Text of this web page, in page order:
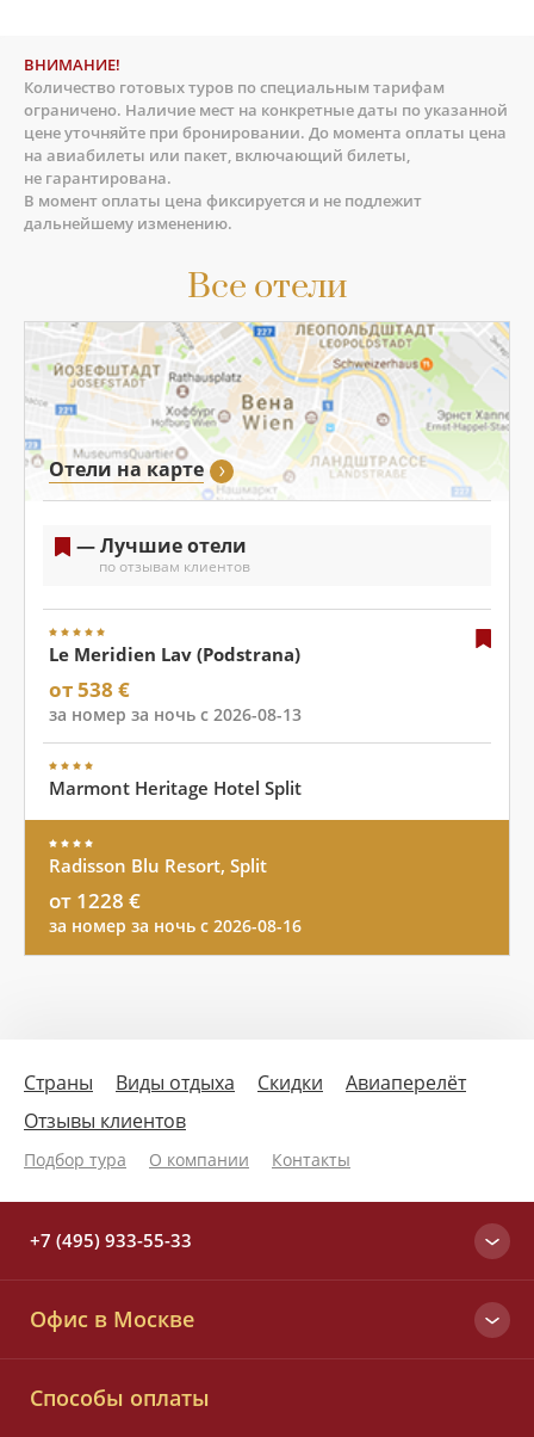
Все отели
Отели на карте
— Лучшие отели
по отзывам клиентов
Le Meridien Lav (Podstrana)
от 538 €
за номер за ночь с 2026-08-13
Marmont Heritage Hotel Split
Radisson Blu Resort, Split
от 1228 €
за номер за ночь с 2026-08-16
ВНИМАНИЕ!
Количество готовых туров по специальным тарифам
ограничено. Наличие мест на конкретные даты по указанной
цене уточняйте при бронировании. До момента оплаты цена
на авиабилеты или пакет, включающий билеты,
не гарантирована.
В момент оплаты цена фиксируется и не подлежит
дальнейшему изменению.
Страны Виды отдыха Скидки
Авиаперелёт
Отзывы клиентов
Подбор тура О компании Контакты
+7 (495) 933-55-33
+7 (495) 933-55-33
8 (800) 700-25-33
Офис в Москве
Способы оплаты